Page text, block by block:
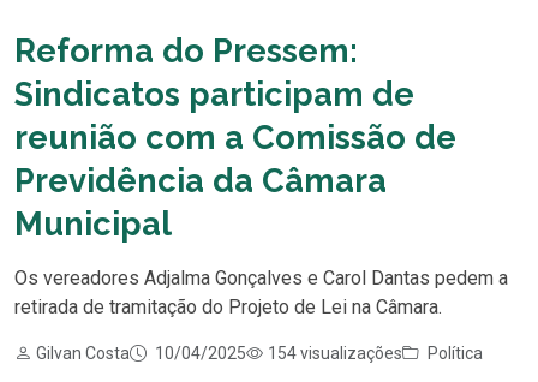
Reforma do Pressem:
Sindicatos participam de
reunião com a Comissão de
Previdência da Câmara
Municipal
Os vereadores Adjalma Gonçalves e Carol Dantas pedem a
retirada de tramitação do Projeto de Lei na Câmara.
Gilvan Costa 10/04/2025 154 visualizações Política